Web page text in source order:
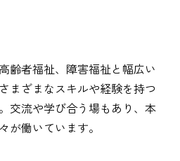
齢者福祉、障害福祉と幅広い
さまざまなスキルや経験を持つ
交流や学び合う場もあり、 本
が働いています。